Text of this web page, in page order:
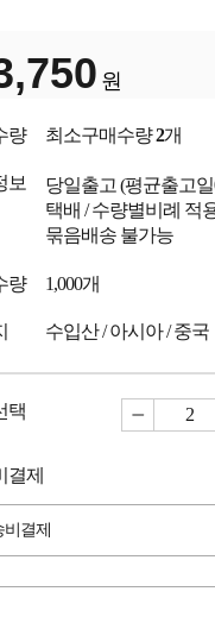
원
량 최소구매수량2개
보 당일출고 (평균출고일
택배 / 수량별비례 적
묶음배송 불가능
량 1,000개
수입산 / 아시아 / 중국
택
결제
결제